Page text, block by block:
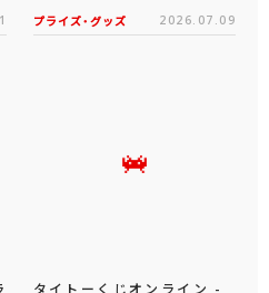
プライズ・グッズ 2026.07.09
タイトーくじオンライン -